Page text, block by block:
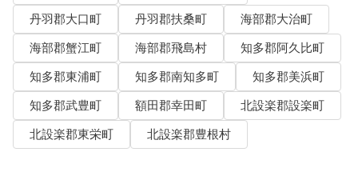
丹羽郡大口町
丹羽郡扶桑町
海部郡大治町
海部郡蟹江町
海部郡飛島村
知多郡阿久比町
知多郡東浦町
知多郡南知多町
知多郡美浜町
知多郡武豊町
額田郡幸田町
北設楽郡設楽町
北設楽郡東栄町
北設楽郡豊根村